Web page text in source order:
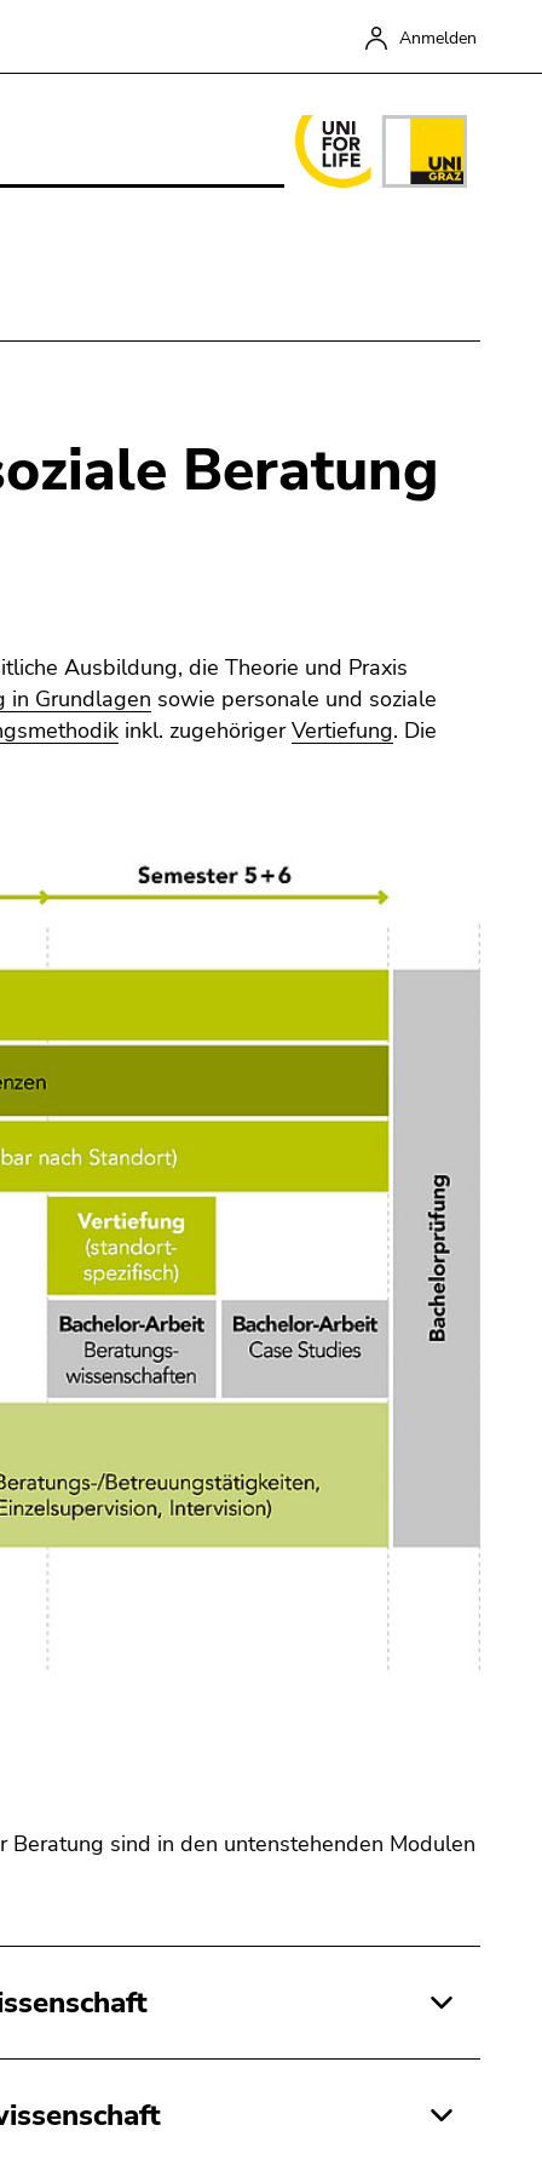
Anmelden
Beratung
Ausbildung, die Theorie und Praxis
in Grundlagen sowie personale und soziale
inkl. zugehörigerVertiefung. Die
sind in den untenstehenden Modulen